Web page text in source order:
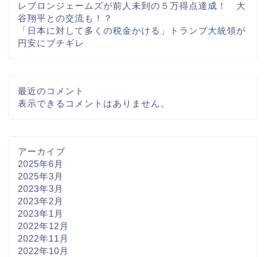
レブロンジェームズが前人未到の５万得点達成！ 大
谷翔平との交流も！？
「日本に対して多くの税金かける」トランプ大統領が
円安にブチギレ
最近のコメント
表示できるコメントはありません。
アーカイブ
2025年6月
2025年3月
2023年3月
2023年2月
2023年1月
2022年12月
2022年11月
2022年10月